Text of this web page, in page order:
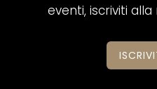
eventi, iscriviti